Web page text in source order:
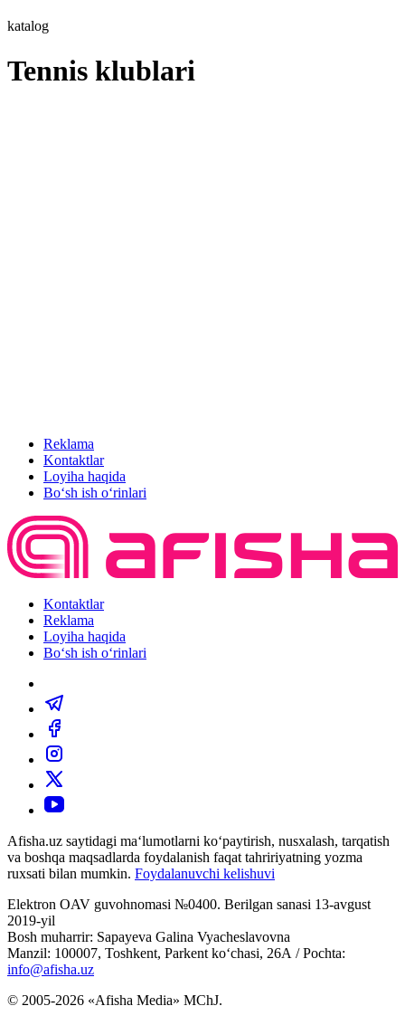
katalog
Tennis klublari
Reklama
Kontaktlar
Loyiha haqida
Bo‘sh ish o‘rinlari
Kontaktlar
Reklama
Loyiha haqida
Bo‘sh ish o‘rinlari
Afisha.uz saytidagi ma‘lumotlarni ko‘paytirish, nusxalash, tarqatish
va boshqa maqsadlarda foydalanish faqat tahririyatning yozma
ruxsati bilan mumkin. Foydalanuvchi kelishuvi
Elektron OAV guvohnomasi №0400. Berilgan sanasi 13-avgust
2019-yil
Bosh muharrir: Sapayeva Galina Vyacheslavovna
Manzil: 100007, Toshkent, Parkent ko‘chasi, 26А / Pochta:
info@afisha.uz
© 2005-2026 «Afisha Media» MChJ.